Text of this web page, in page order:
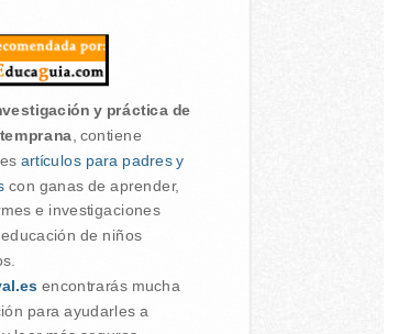
y práctica de
, contiene
artículos para padres y
con ganas de aprender,
e investigaciones
de niños
encontrarás mucha
para ayudarles a